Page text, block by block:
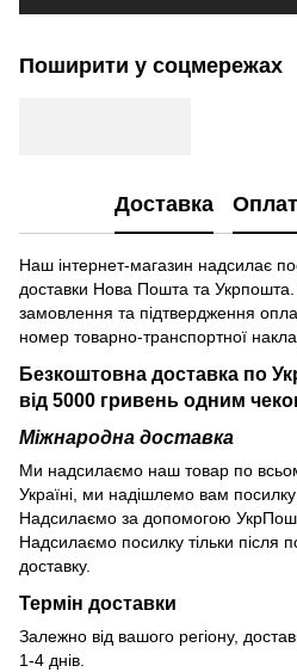
Поширити у соцмережах
Доставка
Наш інтернет-магазин надсилає
доставки Нова Пошта та
замовлення та підтвердження
номер товарно-транспортної
Безкоштовна доставка по
від 5000 гривень одним
Міжнародна доставка
Ми надсилаємо наш товар по
Україні, ми надішлемо вам
Надсилаємо за допомогою
Надсилаємо посилку тільки після
доставку.
Термін доставки
Залежно від вашого регіону,
1-4 днів.